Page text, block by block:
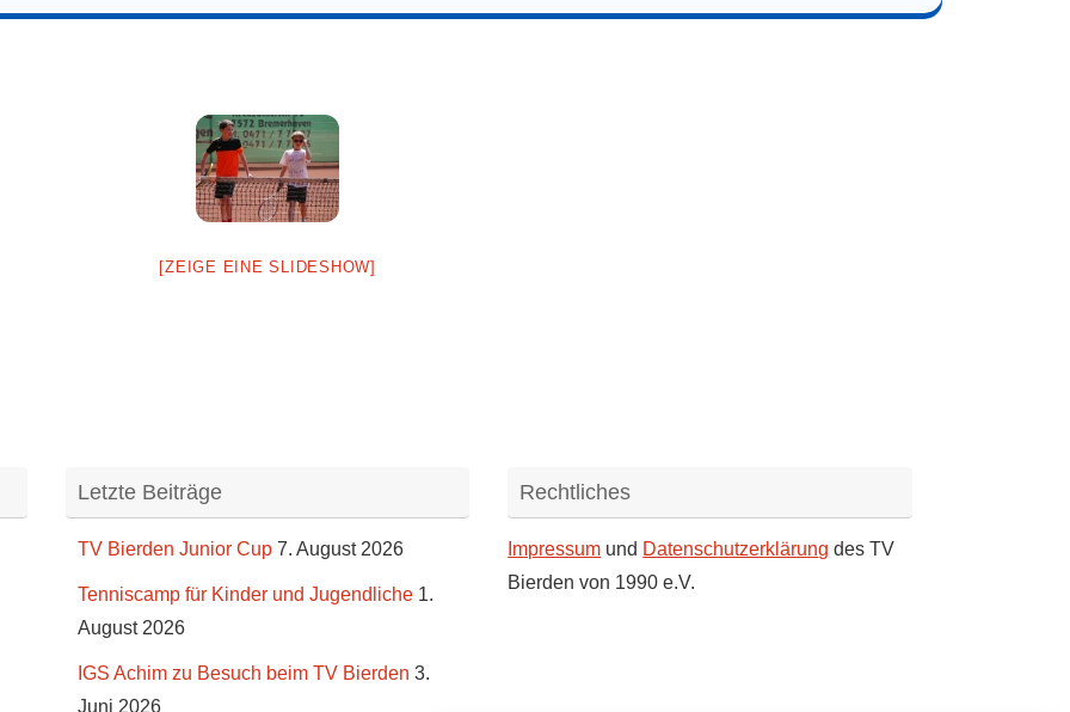
[ZEIGE EINE SLIDESHOW]
Letzte Beiträge
TV Bierden Junior Cup 7. August 2026
Tenniscamp für Kinder und Jugendliche 1.
August 2026
IGS Achim zu Besuch beim TV Bierden 3.
Juni 2026
Rechtliches
Impressum und Datenschutzerklärung des TV
Bierden von 1990 e.V.